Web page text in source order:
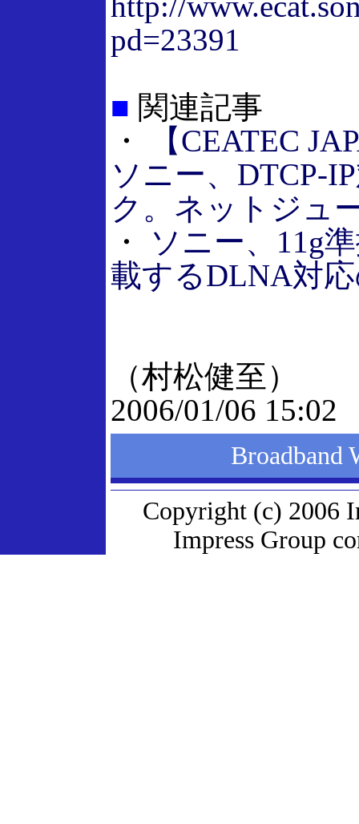
pd=23391
■ 関連記事
・
【CEATEC
ソニー、DTCP-
ク。ネットジュ
・
ソニー、11g
載するDLNA対
（村松健至）
2006/01/06 15:02
Broadband
Copyright (c) 2006
Impress Group